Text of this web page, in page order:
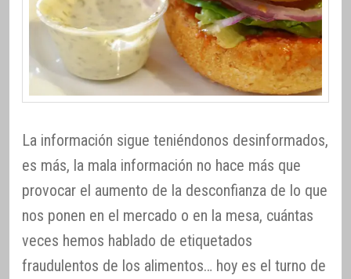
La información sigue teniéndonos desinformados,
es más, la mala información no hace más que
provocar el aumento de la desconfianza de lo que
nos ponen en el mercado o en la mesa, cuántas
veces hemos hablado de etiquetados
fraudulentos de los alimentos… hoy es el turno de